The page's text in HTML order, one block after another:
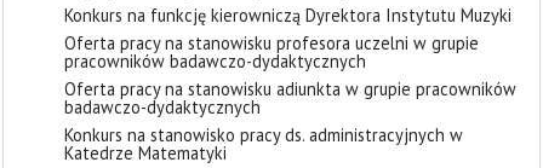
Konkurs na funkcję kierowniczą Dyrektora Instytutu Muzyki
Oferta pracy na stanowisku profesora uczelni w grupie
pracowników badawczo-dydaktycznych
Oferta pracy na stanowisku adiunkta w grupie pracowników
badawczo-dydaktycznych
Konkurs na stanowisko pracy ds. administracyjnych w
Katedrze Matematyki